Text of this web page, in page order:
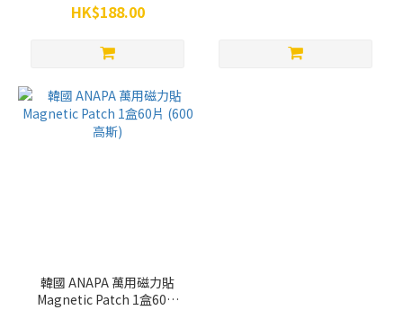
HK$188.00
Body Cream 150ml
韓國 ANAPA 萬用磁力貼
Magnetic Patch 1盒60片